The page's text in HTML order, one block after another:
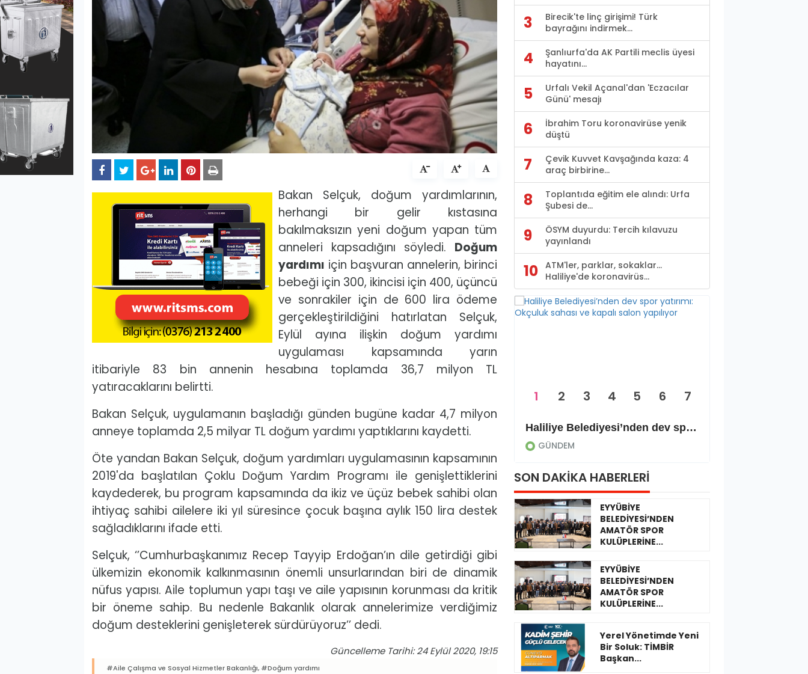
Bakan Selçuk, doğum yardımlarının,
herhangi bir gelir kıstasına
bakılmaksızın yeni doğum yapan tüm
anneleri kapsadığını söyledi. Doğum
yardımı için başvuran annelerin, birinci
bebeği için 300, ikincisi için 400, üçüncü
ve sonrakiler için de 600 lira ödeme
gerçekleştirildiğini hatırlatan Selçuk,
Eylül ayına ilişkin doğum yardımı
uygulaması kapsamında yarın
itibariyle 83 bin annenin hesabına toplamda 36,7 milyon TL
yatıracaklarını belirtti.
Bakan Selçuk, uygulamanın başladığı günden bugüne kadar 4,7 milyon
anneye toplamda 2,5 milyar TL doğum yardımı yaptıklarını kaydetti.
Öte yandan Bakan Selçuk, doğum yardımları uygulamasının kapsamının
2019'da başlatılan Çoklu Doğum Yardım Programı ile genişlettiklerini
kaydederek, bu program kapsamında da ikiz ve üçüz bebek sahibi olan
ihtiyaç sahibi ailelere iki yıl süresince çocuk başına aylık 150 lira destek
sağladıklarını ifade etti.
Selçuk, ‘’Cumhurbaşkanımız Recep Tayyip Erdoğan’ın dile getirdiği gibi
ülkemizin ekonomik kalkınmasının önemli unsurlarından biri de dinamik
nüfus yapısı. Aile toplumun yapı taşı ve aile yapısının korunması da kritik
bir öneme sahip. Bu nedenle Bakanlık olarak annelerimize verdiğimiz
doğum desteklerini genişleterek sürdürüyoruz’’ dedi.
Güncelleme Tarihi: 24 Eylül 2020, 19:15
#Aile Çalışma ve Sosyal Hizmetler Bakanlığı, #Doğum yardımı
3
Birecik'te linç girişimi! Türk
bayrağını indirmek...
4
Şanlıurfa'da AK Partili meclis üyesi
hayatını...
5
Urfalı Vekil Açanal'dan 'Eczacılar
Günü' mesajı
6
İbrahim Toru koronavirüse yenik
düştü
7
Çevik Kuvvet Kavşağında kaza: 4
araç birbirine...
8
Toplantıda eğitim ele alındı: Urfa
Şubesi de...
9
ÖSYM duyurdu: Tercih kılavuzu
yayınlandı
10 ATM'ler, parklar, sokaklar...
Haliliye'de koronavirüs...
Haliliye Belediyesi’nden dev spor yatırımı: Okçuluk sahası ve kapalı salon yapılıyor
GÜNDEM
1 2 3 4 5 6 7
SON DAKİKA HABERLERİ
EYYÜBİYE
BELEDİYESİ’NDEN
AMATÖR SPOR
KULÜPLERİNE...
EYYÜBİYE
BELEDİYESİ’NDEN
AMATÖR SPOR
KULÜPLERİNE...
Yerel Yönetimde Yeni
Bir Soluk: TİMBİR
Başkan...